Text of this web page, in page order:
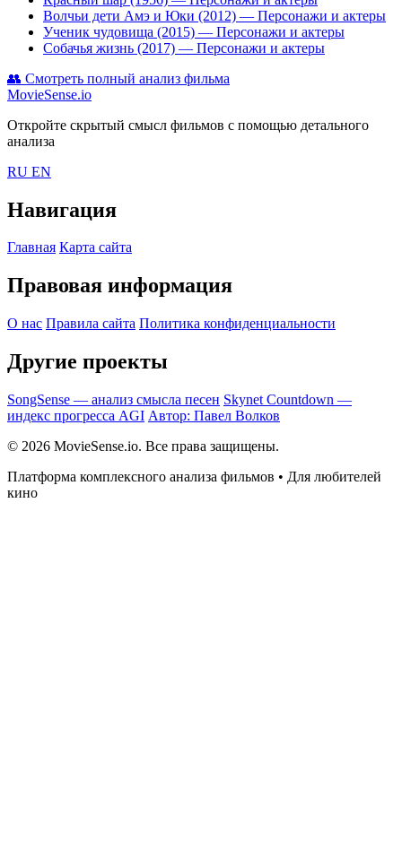
Волчьи дети Амэ и Юки (2012) — Персонажи и актеры
Ученик чудовища (2015) — Персонажи и актеры
Собачья жизнь (2017) — Персонажи и актеры
👥 Смотреть полный анализ фильма
MovieSense.io
Откройте скрытый смысл фильмов с помощью детального
анализа
RU EN
Навигация
Главная Карта сайта
Правовая информация
О нас Правила сайта Политика конфиденциальности
Другие проекты
SongSense — анализ смысла песен Skynet Countdown —
индекс прогресса AGI Автор: Павел Волков
© 2026 MovieSense.io. Все права защищены.
Платформа комплексного анализа фильмов • Для любителей
кино